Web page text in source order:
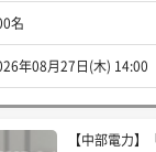
名
年08月27日(木) 14:00
【中部電力】